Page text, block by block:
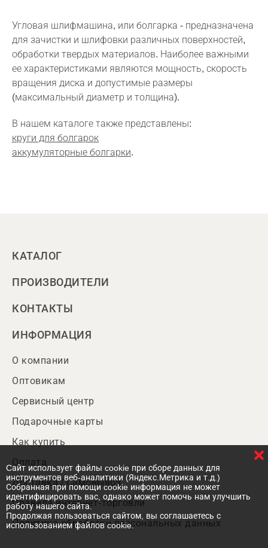
Угловая шлифмашина, или болгарка - предназначена
для зачистки и шлифовки различных поверхностей,
обработки твердых материалов. Наиболее важными
ее характеристиками являются мощность, скорость
вращения диска и допустимые размеры
(максимальный диаметр и толщина).
В нашем каталоге также представлены:
круги для болгарок
аккумуляторные болгарки.
КАТАЛОГ
ПРОИЗВОДИТЕЛИ
КОНТАКТЫ
ИНФОРМАЦИЯ
О компании
Оптовикам
Сервисный центр
Подарочные карты
Как купить
Оплата
Доставка / Самовывоз
Правила интернет-торговли
Политика обработки персональных данных
Cайт использует файлы cookie при сборе данных для
инструментов веб-аналитики (Яндекс.Метрика и т.д.)
Собранная при помощи cookie информация не может
идентифицировать вас, однако может помочь нам улучшить
работу нашего сайта.
Продолжая пользоваться сайтом, вы соглашаетесь с
использованием файлов cookie.